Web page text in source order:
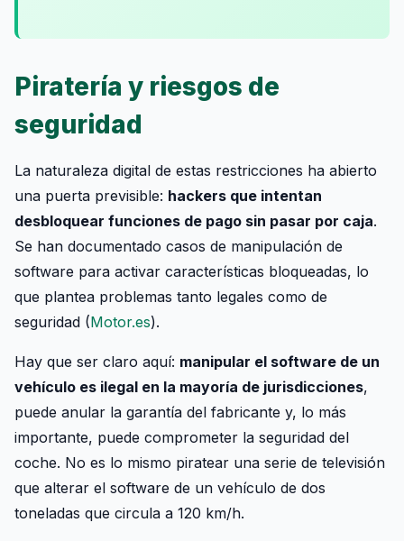
Piratería y riesgos de
seguridad
La naturaleza digital de estas restricciones ha abierto
una puerta previsible: hackers que intentan
desbloquear funciones de pago sin pasar por caja.
Se han documentado casos de manipulación de
software para activar características bloqueadas, lo
que plantea problemas tanto legales como de
seguridad (Motor.es).
Hay que ser claro aquí: manipular el software de un
vehículo es ilegal en la mayoría de jurisdicciones,
puede anular la garantía del fabricante y, lo más
importante, puede comprometer la seguridad del
coche. No es lo mismo piratear una serie de televisión
que alterar el software de un vehículo de dos
toneladas que circula a 120 km/h.